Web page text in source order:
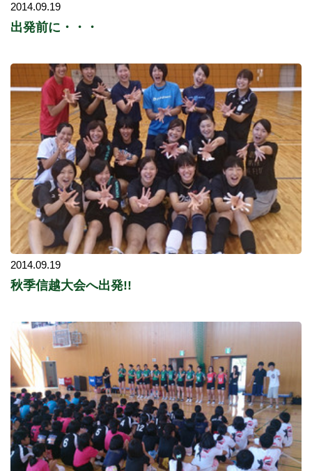
2014.09.19
出発前に・・・
2014.09.19
秋季信越大会へ出発!!